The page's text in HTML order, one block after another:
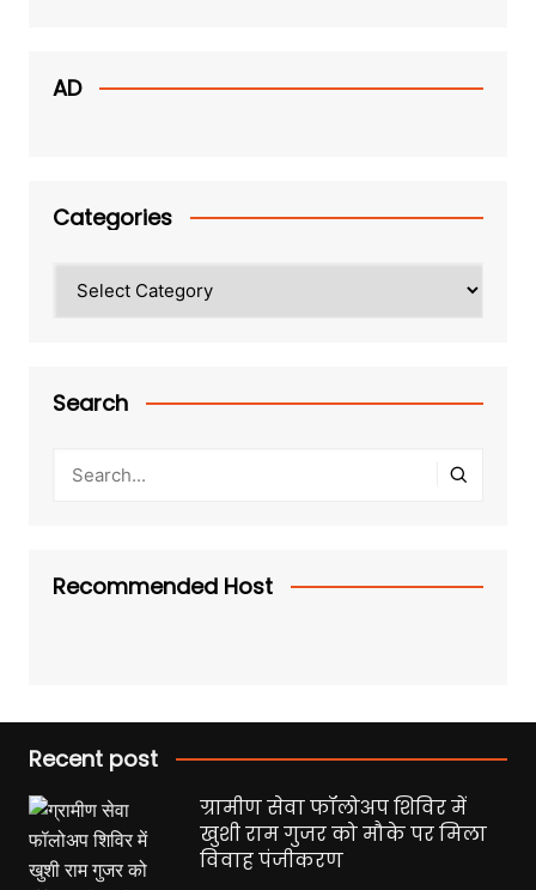
AD
Categories
Search
Recommended Host
Recent post
ग्रामीण सेवा फॉलोअप शिविर में
खुशी राम गुजर को मौके पर मिला
विवाह पंजीकरण